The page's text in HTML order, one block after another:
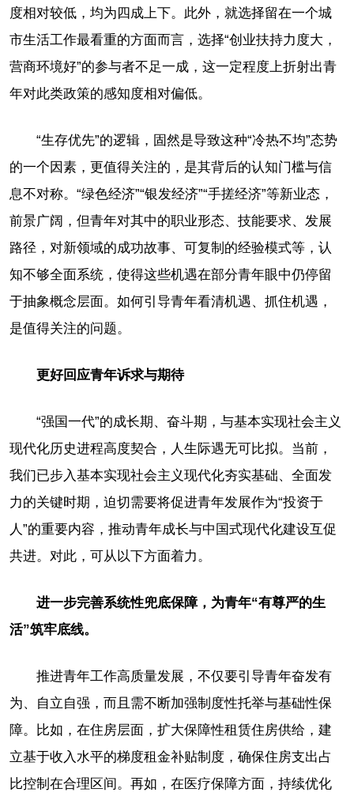
度相对较低，均为四成上下。此外，就选择留在一个城
市生活工作最看重的方面而言，选择“创业扶持力度大，
营商环境好”的参与者不足一成，这一定程度上折射出青
年对此类政策的感知度相对偏低。
“生存优先”的逻辑，固然是导致这种“冷热不均”态势
的一个因素，更值得关注的，是其背后的认知门槛与信
息不对称。“绿色经济”“银发经济”“手搓经济”等新业态，
前景广阔，但青年对其中的职业形态、技能要求、发展
路径，对新领域的成功故事、可复制的经验模式等，认
知不够全面系统，使得这些机遇在部分青年眼中仍停留
于抽象概念层面。如何引导青年看清机遇、抓住机遇，
是值得关注的问题。
更好回应青年诉求与期待
“强国一代”的成长期、奋斗期，与基本实现社会主义
现代化历史进程高度契合，人生际遇无可比拟。当前，
我们已步入基本实现社会主义现代化夯实基础、全面发
力的关键时期，迫切需要将促进青年发展作为“投资于
人”的重要内容，推动青年成长与中国式现代化建设互促
共进。对此，可从以下方面着力。
进一步完善系统性兜底保障，为青年“有尊严的生
活”筑牢底线。
推进青年工作高质量发展，不仅要引导青年奋发有
为、自立自强，而且需不断加强制度性托举与基础性保
障。比如，在住房层面，扩大保障性租赁住房供给，建
立基于收入水平的梯度租金补贴制度，确保住房支出占
比控制在合理区间。再如，在医疗保障方面，持续优化